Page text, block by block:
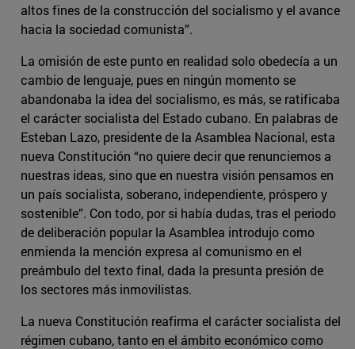
altos fines de la construcción del socialismo y el avance
hacia la sociedad comunista”.
La omisión de este punto en realidad solo obedecía a un
cambio de lenguaje, pues en ningún momento se
abandonaba la idea del socialismo, es más, se ratificaba
el carácter socialista del Estado cubano. En palabras de
Esteban Lazo, presidente de la Asamblea Nacional, esta
nueva Constitución “no quiere decir que renunciemos a
nuestras ideas, sino que en nuestra visión pensamos en
un país socialista, soberano, independiente, próspero y
sostenible”. Con todo, por si había dudas, tras el periodo
de deliberación popular la Asamblea introdujo como
enmienda la mención expresa al comunismo en el
preámbulo del texto final, dada la presunta presión de
los sectores más inmovilistas.
La nueva Constitución reafirma el carácter socialista del
régimen cubano, tanto en el ámbito económico como